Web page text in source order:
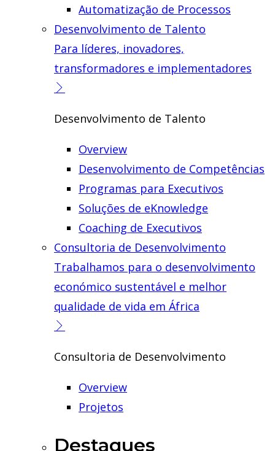
Automatização de Processos
Desenvolvimento de Talento
Para líderes, inovadores,
transformadores e implementadores
Desenvolvimento de Talento
Overview
Desenvolvimento de Competências
Programas para Executivos
Soluções de eKnowledge
Coaching de Executivos
Consultoria de Desenvolvimento
Trabalhamos para o desenvolvimento
económico sustentável e melhor
qualidade de vida em África
Consultoria de Desenvolvimento
Overview
Projetos
Destaques